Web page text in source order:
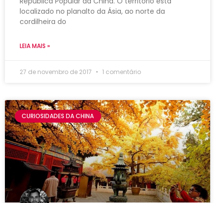
localizado no planalto da Ásia, ao norte da
cordilheira do
LEIA MAIS »
27 de novembro de 2017 1 comentário
CURIOSIDADES DA CHINA